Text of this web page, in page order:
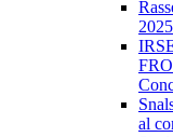
2025
al